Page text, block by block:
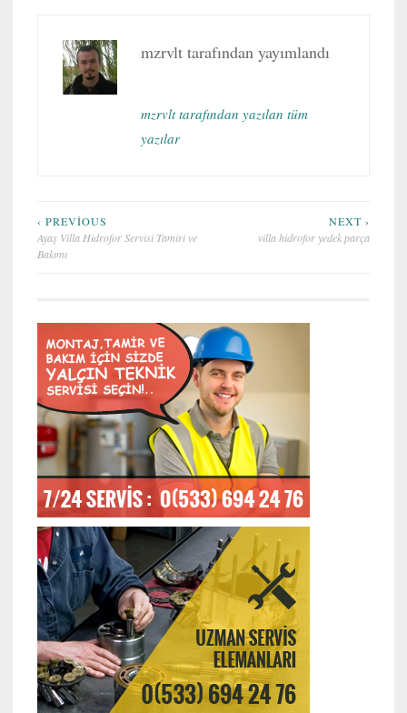
mzrvlt tarafından yayımlandı
mzrvlt tarafından yazılan tüm
yazılar
Yazı
gezinmesi
‹ PREVIOUS
Ayaş Villa Hidrofor Servisi Tamiri ve
Bakımı
NEXT ›
villa hidrofor yedek parça